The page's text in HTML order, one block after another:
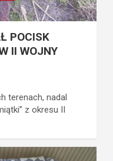
POCISK
II WOJNY
terenach, nadal
z okresu II